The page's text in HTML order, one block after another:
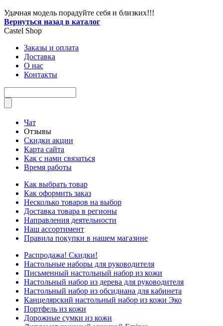
Удачная модель порадуйте себя и близких!!!
Вернуться назад в каталог
Castel Shop
Заказы и оплата
Доставка
О нас
Контакты
Чат
Отзывы
Скидки акции
Карта сайта
Как с нами связаться
Время работы
Как выбрать товар
Как оформить заказ
Несколько товаров на выбор
Доставка товара в регионы
Направления деятельности
Наш ассортимент
Правила покупки в нашем магазине
Распродажа! Скидки!
Настольные наборы для руководителя
Письменный настольный набор из кожи
Настольный набор из дерева для руководителя
Настольный набор из обсидиана для кабинета
Канцелярский настольный набор из кожи Эко
Портфель из кожи
Дорожные сумки из кожи